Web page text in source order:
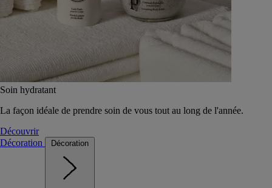
Soin hydratant
La façon idéale de prendre soin de vous tout au long de l'année.
Découvrir
Décoration
Décoration